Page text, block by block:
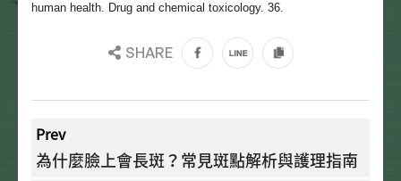
human health. Drug and chemical toxicology. 36.
SHARE
Prev
為什麼臉上會長斑？常見斑點解析與護理指南